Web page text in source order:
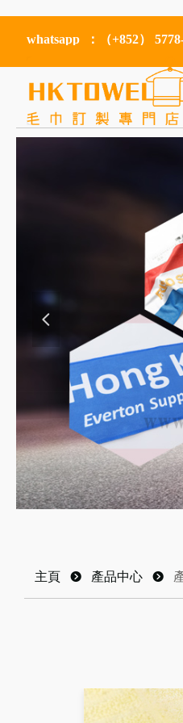
whatsapp ：（+852）
넳
主頁 뀹 產品中心 뀹